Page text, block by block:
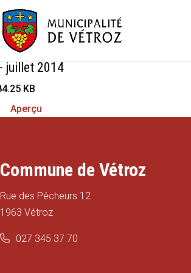
juillet 2014
KB
Aperçu
Commune de Vétroz
Rue des Pêcheurs 12
1963 Vétroz
027 345 37 70